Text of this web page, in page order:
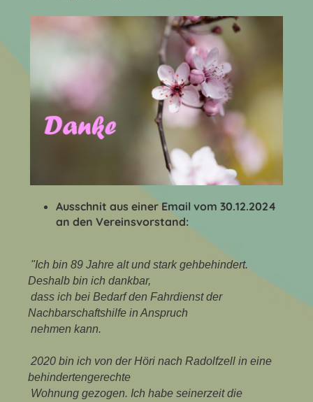
Ausschnit aus einer Email vom 30.12.2024
an den Vereinsvorstand:
"Ich bin 89 Jahre alt und stark gehbehindert.
Deshalb bin ich dankbar,
dass ich bei Bedarf den Fahrdienst der
Nachbarschaftshilfe in Anspruch
nehmen kann.
2020 bin ich von der Höri nach Radolfzell in eine
behindertengerechte
Wohnung gezogen. Ich habe seinerzeit die